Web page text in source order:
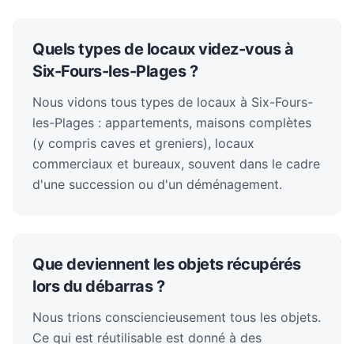
Quels types de locaux videz-vous à
Six-Fours-les-Plages ?
Nous vidons tous types de locaux à Six-Fours-
les-Plages : appartements, maisons complètes
(y compris caves et greniers), locaux
commerciaux et bureaux, souvent dans le cadre
d'une succession ou d'un déménagement.
Que deviennent les objets récupérés
lors du débarras ?
Nous trions consciencieusement tous les objets.
Ce qui est réutilisable est donné à des